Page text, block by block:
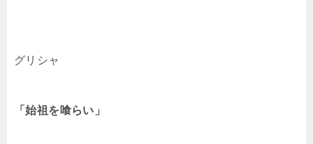
グリシャ
「始祖を喰らい」